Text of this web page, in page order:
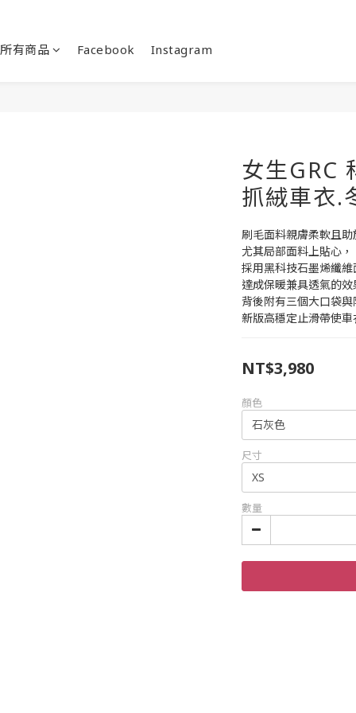
所有商品 Facebook Instagram
女生GRC
抓絨車衣.
刷毛面料親膚柔軟且助
尤其局部面料上貼心，
採用黑科技石墨烯纖維
達成保暖兼具透氣的效
背後附有三個大口袋
新版高穩定止滑帶使
NT$3,980
顏色
尺寸
數量